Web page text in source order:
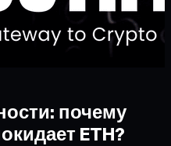
почему
ETH?